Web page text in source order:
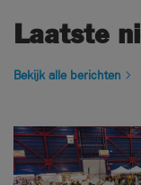
Laatste
Bekijk alle berichten